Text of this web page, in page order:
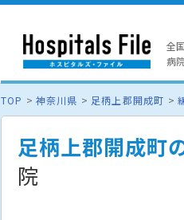
全
病
TOP 神奈川県 足柄上郡開成町
足柄上郡開成町
院